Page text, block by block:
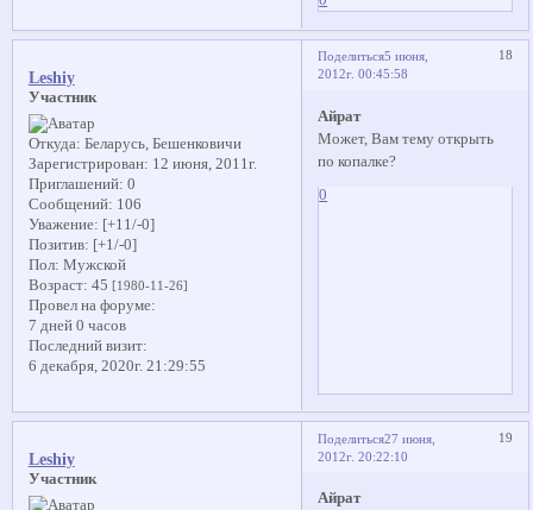
Поделиться 18
5 июня,
2012г. 00:45:58
Leshiy
Участник
Откуда: Беларусь, Бешенковичи
Зарегистрирован: 12 июня, 2011г.
Приглашений: 0
Сообщений: 106
Уважение: [+11/-0]
Позитив: [+1/-0]
Пол: Мужской
Возраст: 45 [1980-11-26]
Провел на форуме:
7 дней 0 часов
Последний визит:
6 декабря, 2020г. 21:29:55
Айрат
Может, Вам тему открыть
по копалке?
0
Поделиться 19
27 июня,
2012г. 20:22:10
Leshiy
Участник
Айрат